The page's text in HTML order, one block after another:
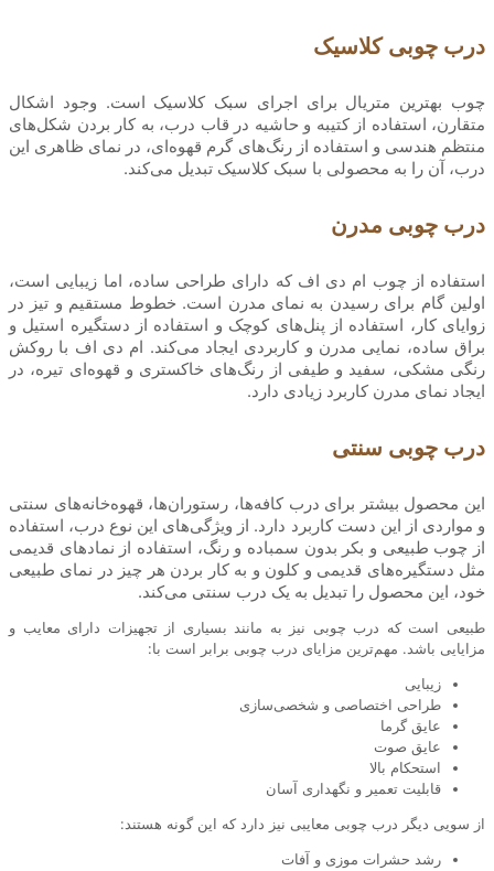
درب چوبی کلاسیک
چوب بهترین متریال برای اجرای سبک کلاسیک است. وجود اشکال
متقارن، استفاده از کتیبه و حاشیه در قاب درب، به کار بردن شکل‌های
منتظم هندسی و استفاده از رنگ‌های گرم قهوه‌ای، در نمای ظاهری این
درب، آن را به محصولی با سبک کلاسیک تبدیل می‌کند.
درب چوبی مدرن
استفاده از چوب ام دی اف که دارای طراحی ساده، اما زیبایی است،
اولین گام برای رسیدن به نمای مدرن است. خطوط مستقیم و تیز در
زوایای کار، استفاده از پنل‌های کوچک و استفاده از دستگیره استیل و
براق ساده، نمایی مدرن و کاربردی ایجاد می‌کند. ام دی اف با روکش
رنگی مشکی، سفید و طیفی از رنگ‌های خاکستری و قهوه‌ای تیره، در
ایجاد نمای مدرن کاربرد زیادی دارد.
درب چوبی سنتی
این محصول بیشتر برای درب کافه‌ها، رستوران‌ها، قهوه‌خانه‌های سنتی
و مواردی از این دست کاربرد دارد. از ویژگی‌های این نوع درب، استفاده
از چوب طبیعی و بکر بدون سمباده و رنگ، استفاده از نمادهای قدیمی
مثل دستگیره‌های قدیمی و کلون و به ‌کار بردن هر چیز در نمای طبیعی
خود، این محصول را تبدیل به یک درب سنتی می‌کند.
طبیعی است که درب چوبی نیز به مانند بسیاری از تجهیزات دارای معایب و
مزایایی باشد. مهم‌ترین مزایای درب چوبی برابر است با:
زیبایی
طراحی اختصاصی و شخصی‌سازی
عایق گرما
عایق صوت
استحکام بالا
قابلیت تعمیر و نگهداری آسان
از سویی دیگر درب چوبی معایبی نیز دارد که این گونه هستند:
رشد حشرات موزی و آفات‌